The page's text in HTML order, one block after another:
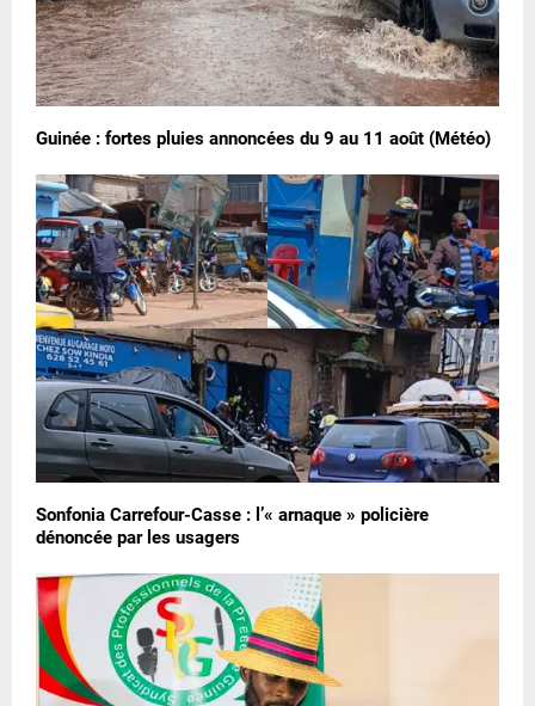
Guinée : fortes pluies annoncées du 9 au 11 août (Météo)
Sonfonia Carrefour-Casse : l’« arnaque » policière
dénoncée par les usagers